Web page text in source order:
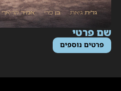
פרטי
פרטים נוספים